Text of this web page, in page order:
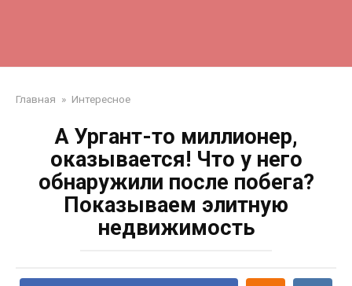
Главная » Интересное
А Ургант-то миллионер,
оказывается! Что у него
обнаружили после побега?
Показываем элитную
недвижимость